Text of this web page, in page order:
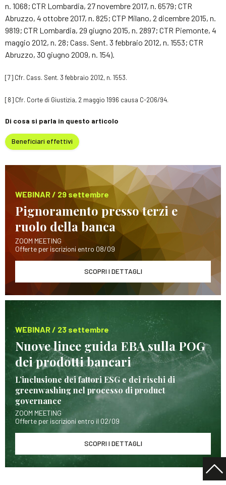
n. 1068; CTR Lombardia, 27 novembre 2017, n. 6579; CTR
Abruzzo, 4 ottobre 2017, n. 825; CTP Milano, 2 dicembre 2015, n.
9819; CTR Lombardia, 29 giugno 2015, n. 2897; CTR Piemonte, 4
maggio 2012, n. 28; Cass. Sent. 3 febbraio 2012, n. 1553; CTR
Abruzzo, 30 giugno 2009, n. 154).
[7] Cfr. Cass. Sent. 3 febbraio 2012, n. 1553.
[8] Cfr. Corte di Giustizia, 2 maggio 1996 causa C-206/94.
Di cosa si parla in questo articolo
Beneficiari effettivi
WEBINAR / 29 settembre
Pignoramento presso terzi e
ruolo della banca
ZOOM MEETING
Offerte per iscrizioni entro 08/09
SCOPRI I DETTAGLI
WEBINAR / 23 settembre
Nuove linee guida EBA sulla POG
dei prodotti bancari
L’inclusione dei fattori ESG e dei rischi di
greenwashing nel processo di product
governance
ZOOM MEETING
Offerte per iscrizioni entro il 02/09
SCOPRI I DETTAGLI